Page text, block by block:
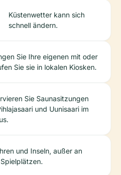
Küstenwetter kann sich
schnell ändern.
Sie Ihre eigenen mit oder
Sie sie in lokalen Kiosken.
Sie Saunasitzungen
und Uunisaari im
und Inseln, außer an